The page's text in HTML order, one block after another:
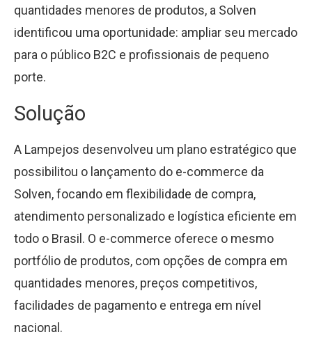
quantidades menores de produtos, a Solven
identificou uma oportunidade: ampliar seu mercado
para o público B2C e profissionais de pequeno
porte.
Solução
A Lampejos desenvolveu um plano estratégico que
possibilitou o lançamento do e-commerce da
Solven, focando em flexibilidade de compra,
atendimento personalizado e logística eficiente em
todo o Brasil. O e-commerce oferece o mesmo
portfólio de produtos, com opções de compra em
quantidades menores, preços competitivos,
facilidades de pagamento e entrega em nível
nacional.